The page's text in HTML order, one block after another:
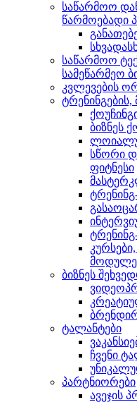
საწარმოო
წარმოებადი
საწარმოო
სამეწარმეო
კვლევების
ბიზნეს
სწორი
ფიტნესი
ბიზნეს
ტალანტები
ჩვენი
პარტნიორები
ავეჯის